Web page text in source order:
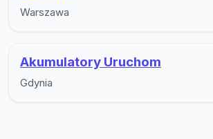
Warszawa
Akumulatory Uruchom
Gdynia